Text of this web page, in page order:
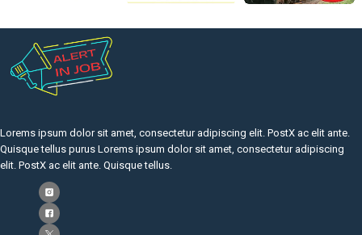
Lorems ipsum dolor sit amet, consectetur adipiscing elit. PostX ac elit ante.
Quisque tellus purus Lorems ipsum dolor sit amet, consectetur adipiscing
elit. PostX ac elit ante. Quisque tellus.